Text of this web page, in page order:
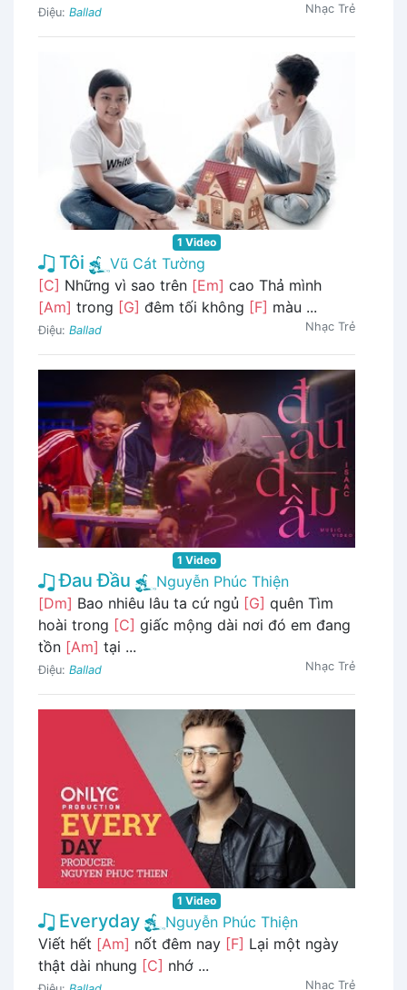
Điệu: Ballad Nhạc Trẻ
1 Video
Tôi
Vũ Cát Tường
[C] Những vì sao trên [Em] cao Thả mình
[Am] trong [G] đêm tối không [F] màu ...
Điệu: Ballad Nhạc Trẻ
1 Video
Đau Đầu
Nguyễn Phúc Thiện
[Dm] Bao nhiêu lâu ta cứ ngủ [G] quên Tìm
hoài trong [C] giấc mộng dài nơi đó em đang
tồn [Am] tại ...
Điệu: Ballad Nhạc Trẻ
1 Video
Everyday
Nguyễn Phúc Thiện
Viết hết [Am] nốt đêm nay [F] Lại một ngày
thật dài nhung [C] nhớ ...
Nhạc Trẻ